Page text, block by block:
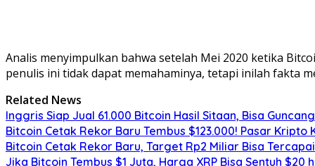
Analis menyimpulkan bahwa setelah Mei 2020 ketika
penulis ini tidak dapat memahaminya, tetapi inilah fakta
Related News
Inggris Siap Jual 61.000 Bitcoin Hasil Sitaan, Bisa
Bitcoin Cetak Rekor Baru Tembus $123.000! Pasar Kripto
Bitcoin Cetak Rekor Baru, Target Rp2 Miliar Bisa
Jika Bitcoin Tembus $1 Juta, Harga XRP Bisa Sentuh $20